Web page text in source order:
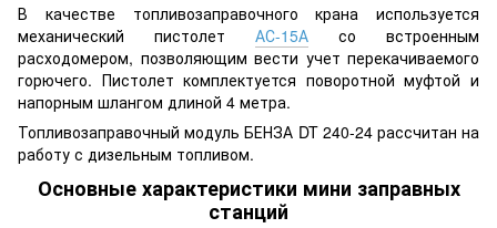
В качестве топливозаправочного крана используется
механический пистолет АС-15А со встроенным
расходомером, позволяющим вести учет перекачиваемого
горючего. Пистолет комплектуется поворотной муфтой и
напорным шлангом длиной 4 метра.
Топливозаправочный модуль БЕНЗА DT 240-24 рассчитан на
работу с дизельным топливом.
Основные характеристики мини заправных
станций